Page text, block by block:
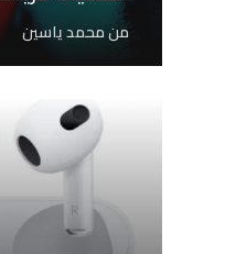
منمحمد ياسين